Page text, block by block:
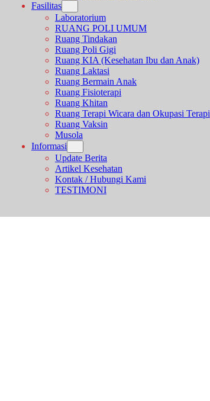
Fasilitas
Laboratorium
RUANG POLI UMUM
Ruang Tindakan
Ruang Poli Gigi
Ruang KIA (Kesehatan Ibu dan Anak)
Ruang Laktasi
Ruang Bermain Anak
Ruang Fisioterapi
Ruang Khitan
Ruang Terapi Wicara dan Okupasi Terapi
Ruang Vaksin
Musola
Informasi
Update Berita
Artikel Kesehatan
Kontak / Hubungi Kami
TESTIMONI